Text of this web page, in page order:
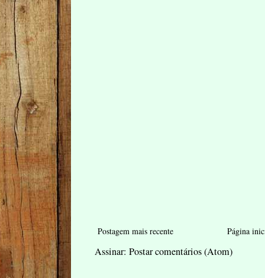
Postagem mais recente Página
Assinar: Postar comentários (Atom)